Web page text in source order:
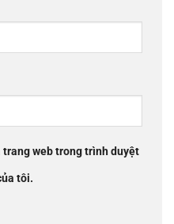
web trong trình duyệt
tôi.